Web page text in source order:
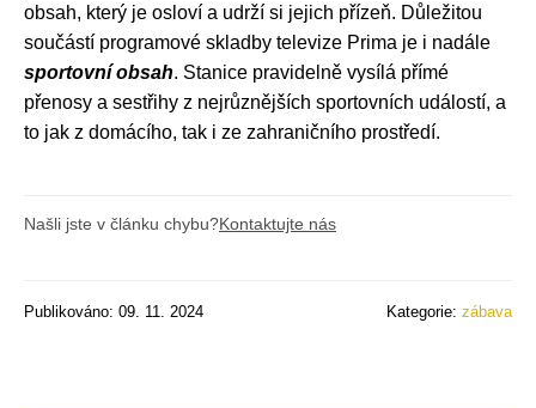
obsah, který je osloví a udrží si jejich přízeň. Důležitou
součástí programové skladby televize Prima je i nadále
sportovní obsah. Stanice pravidelně vysílá přímé
přenosy a sestřihy z nejrůznějších sportovních událostí, a
to jak z domácího, tak i ze zahraničního prostředí.
Našli jste v článku chybu?Kontaktujte nás
Publikováno: 09. 11. 2024 Kategorie: zábava